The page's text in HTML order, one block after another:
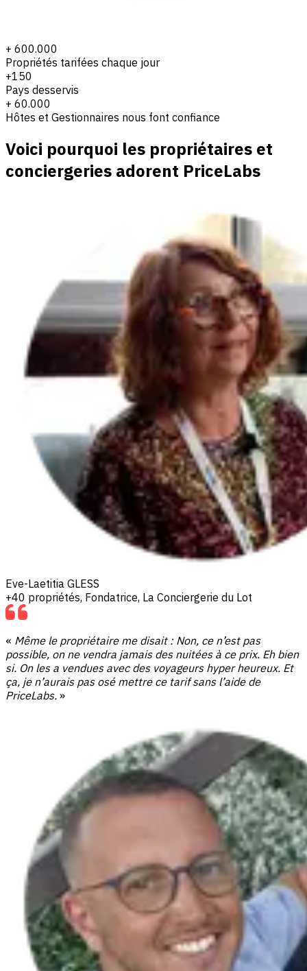
+ 600.000
Propriétés tarifées chaque jour
+150
Pays desservis
+ 60.000
Hôtes et Gestionnaires nous font confiance
Voici pourquoi les propriétaires et
conciergeries adorent PriceLabs
Eve-Laetitia GLESS
+40 propriétés, Fondatrice, La Conciergerie du Lot
« Même le propriétaire me disait : Non, ce n’est pas
possible, on ne vendra jamais des nuitées à ce prix. Eh bien
si. On les a vendues avec des voyageurs hyper heureux. Et
ça, je n’aurais pas osé mettre ce tarif sans l’aide de
PriceLabs. »